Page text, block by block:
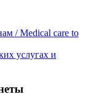
/ Medical care to
услугах и